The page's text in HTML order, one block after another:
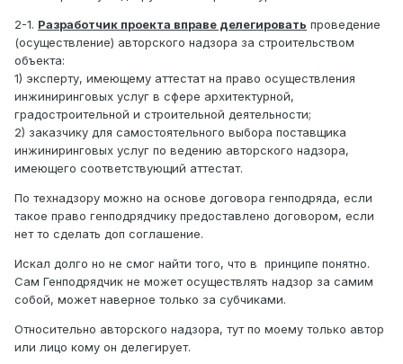
2-1. Разработчик проекта вправе делегировать проведение
(осуществление) авторского надзора за строительством
объекта:
1) эксперту, имеющему аттестат на право осуществления
инжиниринговых услуг в сфере архитектурной,
градостроительной и строительной деятельности;
2) заказчику для самостоятельного выбора поставщика
инжиниринговых услуг по ведению авторского надзора,
имеющего соответствующий аттестат.
По технадзору можно на основе договора генподряда, если
такое право генподрядчику предоставлено договором, если
нет то сделать доп соглашение.
Искал долго но не смог найти того, что в принципе понятно.
Сам Генподрядчик не может осуществлять надзор за самим
собой, может наверное только за субчиками.
Относительно авторского надзора, тут по моему только автор
или лицо кому он делегирует.